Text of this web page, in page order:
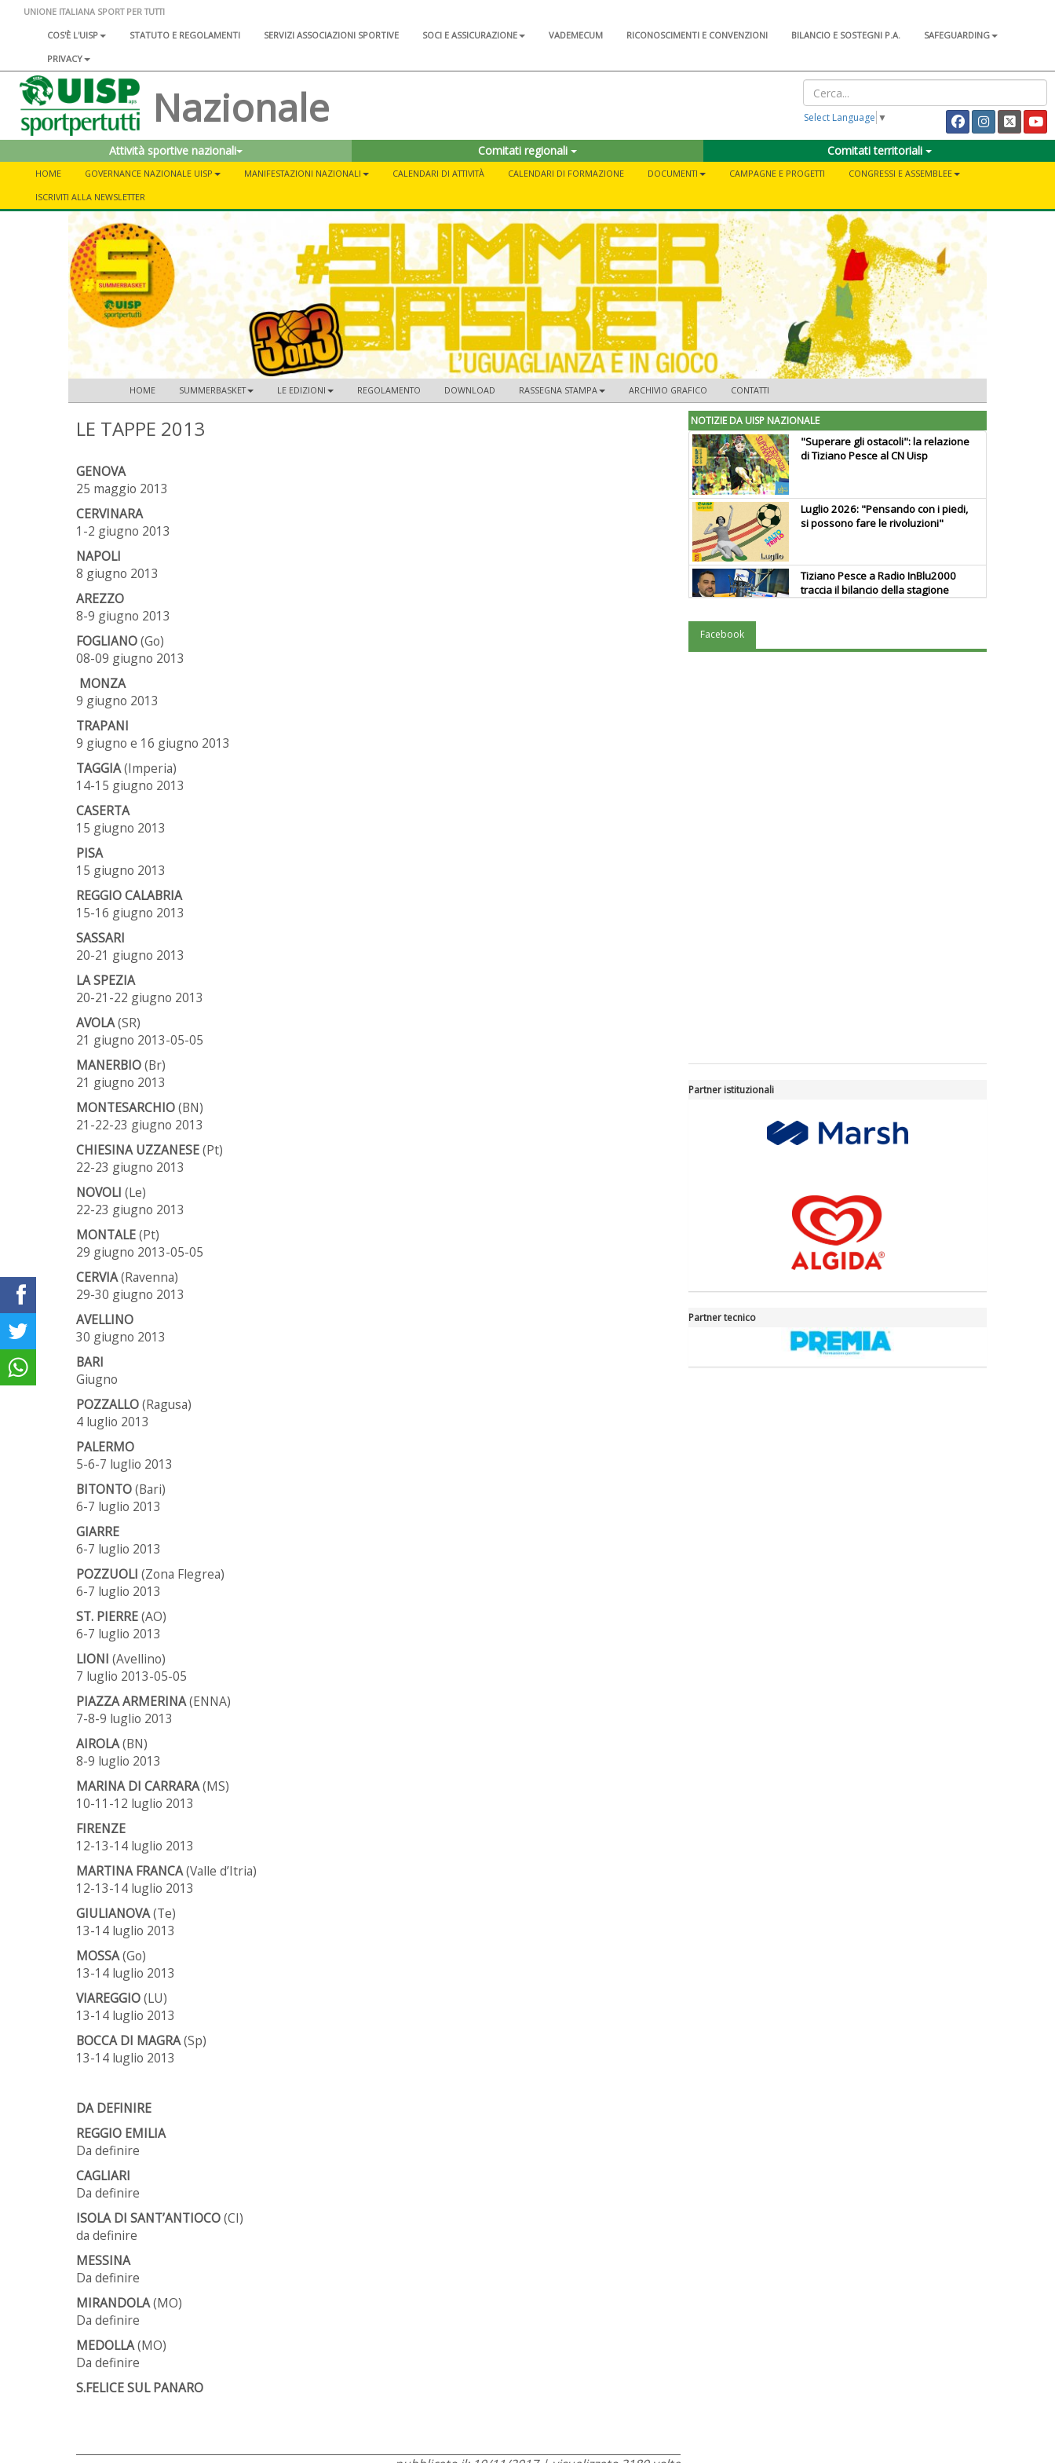
UNIONE ITALIANA SPORT PER TUTTI
COS'È L'UISP
STATUTO E REGOLAMENTI SERVIZI ASSOCIAZIONI SPORTIVE SOCI E ASSICURAZIONE VADEMECUM RICONOSCIMENTI E CONVENZIONI BILANCIO E SOSTEGNI P.A.
SAFEGUARDING
PRIVACY
Nazionale Select Language ▼
Attività sportive nazionali Comitati regionali Comitati territoriali
HOME GOVERNANCE NAZIONALE UISP MANIFESTAZIONI NAZIONALI CALENDARI DI ATTIVITÀ CALENDARI DI FORMAZIONE DOCUMENTI CAMPAGNE E PROGETTI
CONGRESSI E ASSEMBLEE
ISCRIVITI ALLA NEWSLETTER
HOME SUMMERBASKET LE EDIZIONI REGOLAMENTO DOWNLOAD RASSEGNA STAMPA ARCHIVIO GRAFICO CONTATTI
LE TAPPE 2013
GENOVA
25 maggio 2013
CERVINARA
1-2 giugno 2013
NAPOLI
8 giugno 2013
AREZZO
8-9 giugno 2013
FOGLIANO(Go)
08-09 giugno 2013
MONZA
9 giugno 2013
TRAPANI
9 giugno e 16 giugno 2013
TAGGIA(Imperia)
14-15 giugno 2013
CASERTA
15 giugno 2013
PISA
15 giugno 2013
REGGIO CALABRIA
15-16 giugno 2013
SASSARI
20-21 giugno 2013
LA SPEZIA
20-21-22 giugno 2013
AVOLA(SR)
21 giugno 2013-05-05
MANERBIO(Br)
21 giugno 2013
MONTESARCHIO(BN)
21-22-23 giugno 2013
CHIESINA UZZANESE(Pt)
22-23 giugno 2013
NOVOLI (Le)
22-23 giugno 2013
MONTALE(Pt)
29 giugno 2013-05-05
CERVIA(Ravenna)
29-30 giugno 2013
AVELLINO
30 giugno 2013
BARI
Giugno
POZZALLO(Ragusa)
4 luglio 2013
PALERMO
5-6-7 luglio 2013
BITONTO(Bari)
6-7 luglio 2013
GIARRE
6-7 luglio 2013
POZZUOLI (Zona Flegrea)
6-7 luglio 2013
ST. PIERRE(AO)
6-7 luglio 2013
LIONI (Avellino)
7 luglio 2013-05-05
PIAZZA ARMERINA(ENNA)
7-8-9 luglio 2013
AIROLA(BN)
8-9 luglio 2013
MARINA DI CARRARA(MS)
10-11-12 luglio 2013
FIRENZE
12-13-14 luglio 2013
MARTINA FRANCA(Valle d’Itria)
12-13-14 luglio 2013
GIULIANOVA(Te)
13-14 luglio 2013
MOSSA(Go)
13-14 luglio 2013
VIAREGGIO(LU)
13-14 luglio 2013
BOCCA DI MAGRA(Sp)
13-14 luglio 2013
DA DEFINIRE
REGGIO EMILIA
Da definire
CAGLIARI
Da definire
ISOLA DI SANT’ANTIOCO(CI)
da definire
MESSINA
Da definire
MIRANDOLA(MO)
Da definire
MEDOLLA(MO)
Da definire
S.FELICE SUL PANARO
NOTIZIE DA UISP NAZIONALE
"Superare gli ostacoli": la relazione
di Tiziano Pesce al CN Uisp
Luglio 2026: "Pensando con i piedi,
si possono fare le rivoluzioni"
Tiziano Pesce a Radio InBlu2000
traccia il bilancio della stagione
Facebook
Partner istituzionali
Partner tecnico